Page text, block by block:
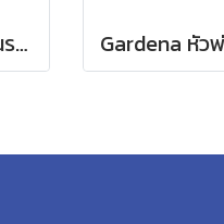
Gardena สปริงเกอร์หมุนรอบแบบปรับได้ Tango (02065-20)